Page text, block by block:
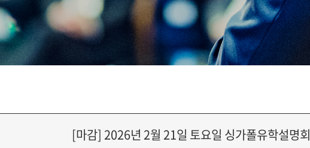
[마감] 2026년 2월 21일 토요일 싱가폴유학설명회